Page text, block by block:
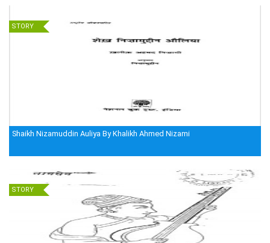
STORY
Shaikh Nizamuddin Auliya By Khalikh Ahmed Nizami
STORY